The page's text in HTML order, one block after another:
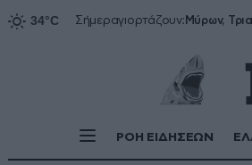
Σήμεραγιορτάζουν:
ΡΟΗ ΕΙΔΗΣΕΩΝ